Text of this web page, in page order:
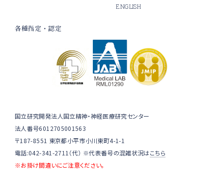
ENGLISH
各種指定・認定
国立研究開発法人国立精神・神経医療研究センター
法人番号6012705001563
〒187-8551 東京都小平市小川東町4-1-1
電話:042-341-2711（代） ※代表番号の混雑状況はこちら
※お掛け間違いにご注意ください。